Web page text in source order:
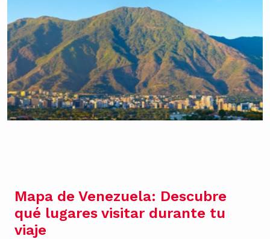
Mapa de Venezuela: Descubre
qué lugares visitar durante tu
viaje